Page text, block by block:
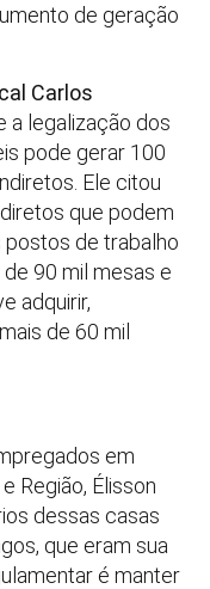
de geração
Carlos
a legalização dos
pode gerar 100
Ele citou
que podem
de trabalho
90 mil mesas e
adquirir,
de 60 mil
em
Região, Élisson
dessas casas
que eram sua
é manter